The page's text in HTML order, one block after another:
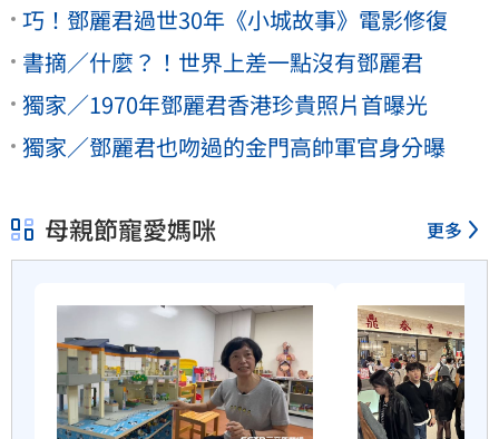
巧！鄧麗君過世30年《小城故事》電影修復
書摘／什麼？！世界上差一點沒有鄧麗君
獨家／1970年鄧麗君香港珍貴照片首曝光
獨家／鄧麗君也吻過的金門高帥軍官身分曝
母親節寵愛媽咪 更多